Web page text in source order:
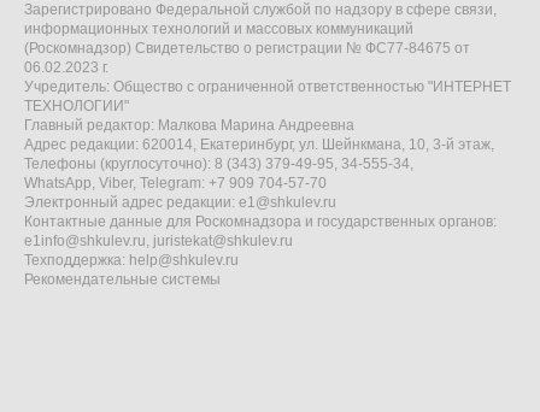
Зарегистрировано Федеральной службой по надзору в сфере связи,
информационных технологий и массовых коммуникаций
(Роскомнадзор) Свидетельство о регистрации № ФС77-84675 от
06.02.2023 г.
Учредитель: Общество с ограниченной ответственностью "ИНТЕРНЕТ
ТЕХНОЛОГИИ"
Главный редактор: Малкова Марина Андреевна
Адрес редакции: 620014, Екатеринбург, ул. Шейнкмана, 10, 3-й этаж,
Телефоны (круглосуточно): 8 (343) 379-49-95, 34-555-34,
WhatsApp, Viber, Telegram: +7 909 704-57-70
Электронный адрес редакции: e1@shkulev.ru
Контактные данные для Роскомнадзора и государственных органов:
e1info@shkulev.ru, juristekat@shkulev.ru
Техподдержка: help@shkulev.ru
Рекомендательные системы